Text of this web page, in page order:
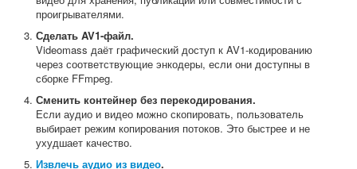
проигрывателями.
Сделать AV1-файл.
Videomass даёт графический доступ к AV1-кодированию
через соответствующие энкодеры, если они доступны в
сборке FFmpeg.
Сменить контейнер без перекодирования.
Если аудио и видео можно скопировать, пользователь
выбирает режим копирования потоков. Это быстрее и не
ухудшает качество.
Извлечь аудио из видео.